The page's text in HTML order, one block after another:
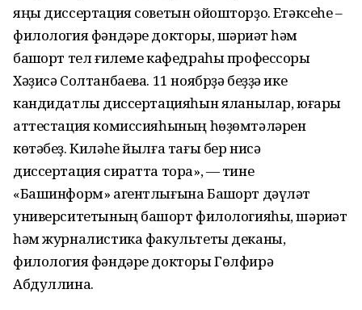
яңы диссертация советын ойошторҙоҡ. Етәксеһе –
филология фәндәре докторы, шәрҡиәт һәм
башҡорт тел ғилеме кафедраһы профессоры
Хәҙисә Солтанбаева. 11 ноябрҙә беҙҙә ике
кандидатлыҡ диссертацияһын яҡланылар, юғары
аттестация комиссияһының һөҙөмтәләрен
көтәбеҙ. Киләһе йылға тағы бер нисә
диссертация сиратта тора», — тине
«Башинформ» агентлығына Башҡорт дәүләт
университетының башҡорт филологияһы, шәрҡиәт
һәм журналистика факультеты деканы,
филология фәндәре докторы Гөлфирә
Абдуллина.